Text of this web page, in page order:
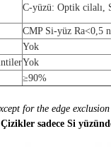
C-yüzü: Optik cilalı,
CMP Si-yüz Ra<0,5
Yok
Yok
≥90%
for the edge exclusion
sadece Si